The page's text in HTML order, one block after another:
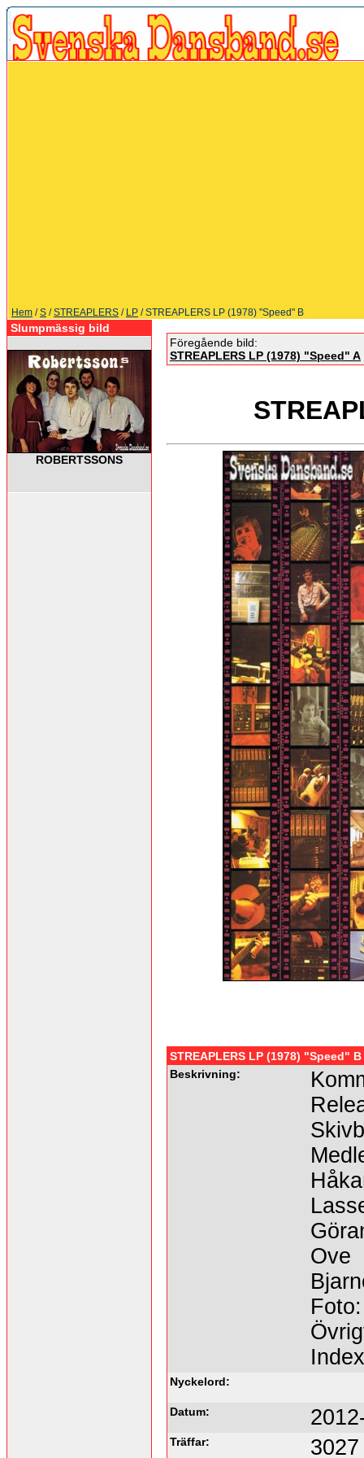
Hem /S /STREAPLERS / LP / STREAPLERS LP (1978) "Speed" B
Slumpmässig bild
ROBERTSSONS
Föregående bild:
STREAPLERS LP (1978) "Speed" A
STREAPLERS LP (1978) "Speed" B
Beskrivning:
Ove
Nyckelord:
Datum:
Träffar: 3027